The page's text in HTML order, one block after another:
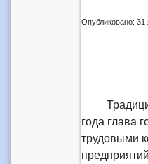
Опубликовано: 31
года глава
трудовыми